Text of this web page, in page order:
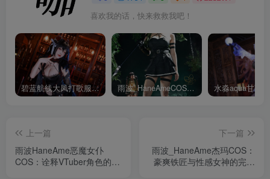
喜欢我的话，快来救救我吧！
碧蓝航线大凤打歌服有多甜？看看水淼aquaCOS版本就知道 雨波_HaneAmeCOS：演绎尤贝尔的美丽与死亡的微笑
上一篇
雨波HaneAme恶魔女仆
COS：诠释VTuber角色的诱
下一篇
雨波_HaneAme杰玛COS：
豪爽铁匠与性感女神的完美